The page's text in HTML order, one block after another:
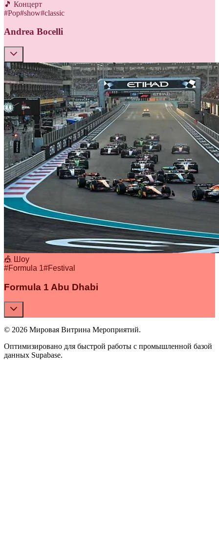
🎵 Концерт
#Pop#show#classic
Andrea Bocelli
🎪 Шоу
#Formula 1#Festival
Formula 1 Abu Dhabi
© 2026 Мировая Витрина Мероприятий.
Оптимизировано для быстрой работы с промышленной базой
данных Supabase.